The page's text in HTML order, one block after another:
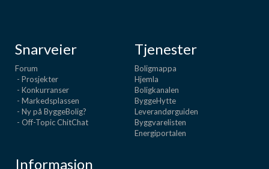
Snarveier
Forum
- Prosjekter
- Konkurranser
- Markedsplassen
- Ny på ByggeBolig?
- Off-Topic ChitChat
Tjenester
Boligmappa
Hjemla
Boligkanalen
ByggeHytte
Leverandørguiden
Byggvarelisten
Energiportalen
Informasjon